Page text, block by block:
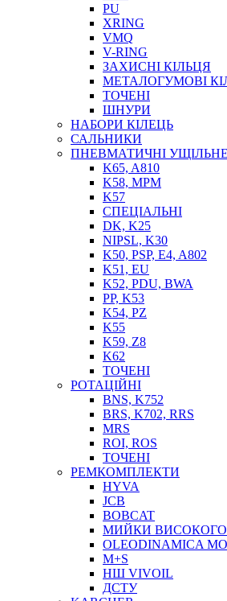
ПІСТОЛЕТИ
НАСОСИ ТА ПОМПИ
НАГНІТАЧІ
МУФТИ (НАСАДКИ) ДЛЯ
МАСЛЯНКИ, ЛІЙКИ
ПРЕС-МАСЛЯНКИ
ШЛАНГИ, ТРУБКИ
ШПРИЦИ МАСТИЛЬНІ
ТОСОЛ, АНТИФРИЗ
ОЛИВА-ПАЛИВО
ПОВІТРЯ-ВОДА
ДЛЯ ЗВАРЮВАННЯ
НАПІРНО-ВСМОКТУЮЧІ
ФІЛЬТРИ ДЛЯ ПАЛЬНОГО
PU
XRING
VMQ
V-RING
ЗАХИСНІ КІЛЬЦЯ
МЕТАЛОГУМОВІ
ТОЧЕНІ
ШНУРИ
НАБОРИ КІЛЕЦЬ
САЛЬНИКИ
ПНЕВМАТИЧНІ
K65, A810
K58, MPM
K57
СПЕЦІАЛЬНІ
DK, K25
NIPSL, K30
K50, PSP, E4, A802
K51, EU
K52, PDU, BWA
PP, K53
K54, PZ
K55
K59, Z8
K62
ТОЧЕНІ
РОТАЦІЙНІ
BNS, K752
BRS, K702, RRS
MRS
ROI, ROS
ТОЧЕНІ
РЕМКОМПЛЕКТИ
HYVA
JCB
BOBCAT
МИЙКИ
OLEODINAMICA
M+S
НШ VIVOIL
ДСТУ